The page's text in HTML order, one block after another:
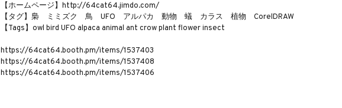
【ホームページ】http://64cat64.jimdo.com/
【タグ】梟 ミミズク 鳥 UFO アルパカ 動物 蟻 カラス 植物 CorelDRAW
【Tags】owl bird UFO alpaca animal ant crow plant flower insect
https://64cat64.booth.pm/items/1537403
https://64cat64.booth.pm/items/1537408
https://64cat64.booth.pm/items/1537406